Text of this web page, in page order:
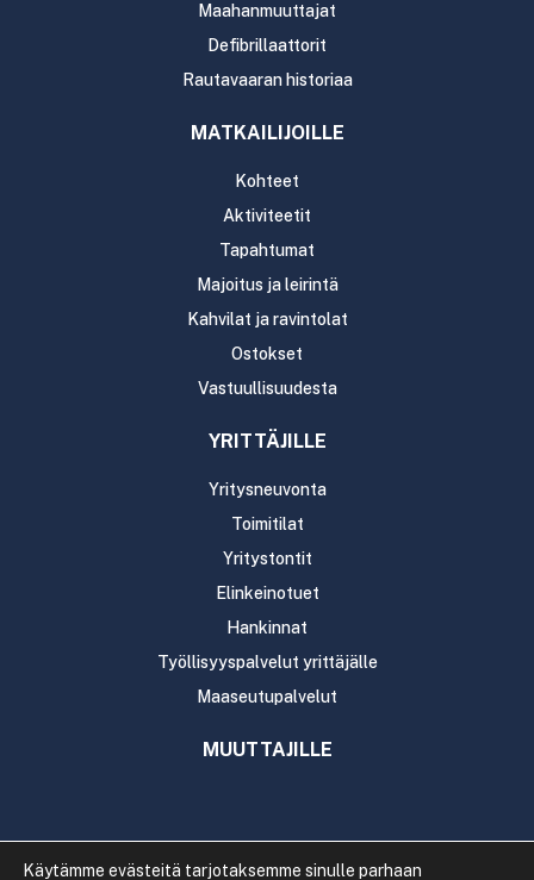
Maahanmuuttajat
Defibrillaattorit
Rautavaaran historiaa
MATKAILIJOILLE
Kohteet
Aktiviteetit
Tapahtumat
Majoitus ja leirintä
Kahvilat ja ravintolat
Ostokset
Vastuullisuudesta
YRITTÄJILLE
Yritysneuvonta
Toimitilat
Yritystontit
Elinkeinotuet
Hankinnat
Työllisyyspalvelut yrittäjälle
Maaseutupalvelut
MUUTTAJILLE
Käytämme evästeitä tarjotaksemme sinulle parhaan